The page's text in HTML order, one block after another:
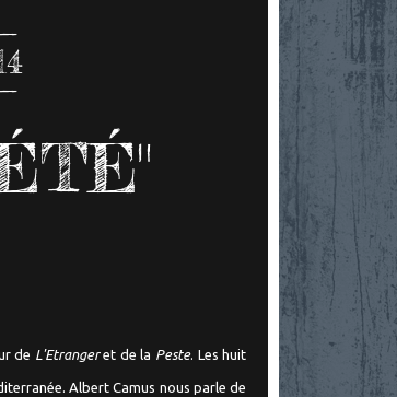
de L'Etrangeret de la Peste. Les huit
Albert Camus nous parle de